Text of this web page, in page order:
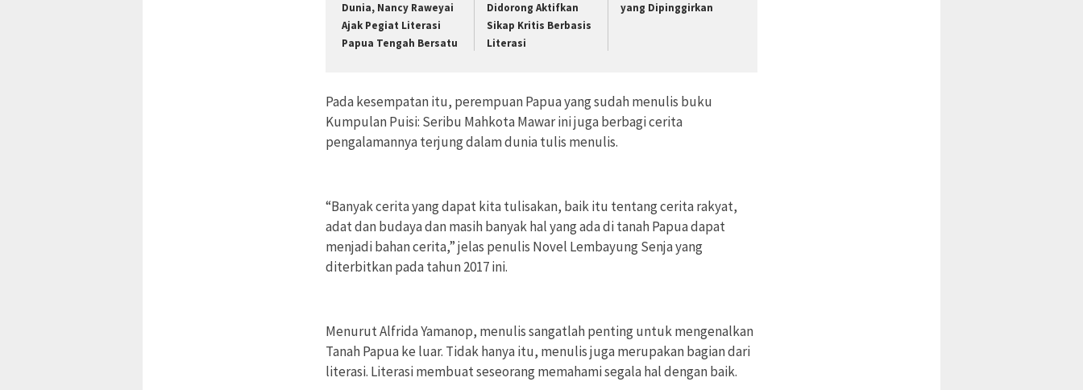
Dunia, Nancy Raweyai
Ajak Pegiat Literasi
Papua Tengah Bersatu
Didorong Aktifkan
Sikap Kritis Berbasis
Literasi
yang Dipinggirkan
Pada kesempatan itu, perempuan Papua yang sudah menulis buku
Kumpulan Puisi: Seribu Mahkota Mawar ini juga berbagi cerita
pengalamannya terjung dalam dunia tulis menulis.
“Banyak cerita yang dapat kita tulisakan, baik itu tentang cerita rakyat,
adat dan budaya dan masih banyak hal yang ada di tanah Papua dapat
menjadi bahan cerita,” jelas penulis Novel Lembayung Senja yang
diterbitkan pada tahun 2017 ini.
Menurut Alfrida Yamanop, menulis sangatlah penting untuk mengenalkan
Tanah Papua ke luar. Tidak hanya itu, menulis juga merupakan bagian dari
literasi. Literasi membuat seseorang memahami segala hal dengan baik.